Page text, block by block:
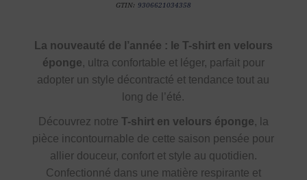
GTIN: 9306621034358
La nouveauté de l’année : le T-shirt en velours
éponge, ultra confortable et léger, parfait pour
adopter un style décontracté et tendance tout au
long de l’été.
Découvrez notre T-shirt en velours éponge, la
pièce incontournable de cette saison pensée pour
allier douceur, confort et style au quotidien.
Confectionné dans une matière respirante et